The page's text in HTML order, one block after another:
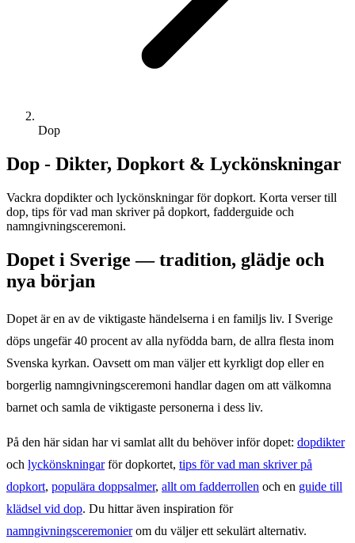
Dop
Dop - Dikter, Dopkort & Lyckönskningar
Vackra dopdikter och lyckönskningar för dopkort. Korta verser till
dop, tips för vad man skriver på dopkort, fadderguide och
namngivningsceremoni.
Dopet i Sverige — tradition, glädje och
nya början
Dopet är en av de viktigaste händelserna i en familjs liv. I Sverige
döps ungefär 40 procent av alla nyfödda barn, de allra flesta inom
Svenska kyrkan. Oavsett om man väljer ett kyrkligt dop eller en
borgerlig namngivningsceremoni handlar dagen om att välkomna
barnet och samla de viktigaste personerna i dess liv.
På den här sidan har vi samlat allt du behöver inför dopet: dopdikter
och lyckönskningarför dopkortet, tips för vad man skriver på
dopkort, populära doppsalmer, allt om fadderrollen och en guide till
klädsel vid dop. Du hittar även inspiration för
namngivningsceremonierom du väljer ett sekulärt alternativ.